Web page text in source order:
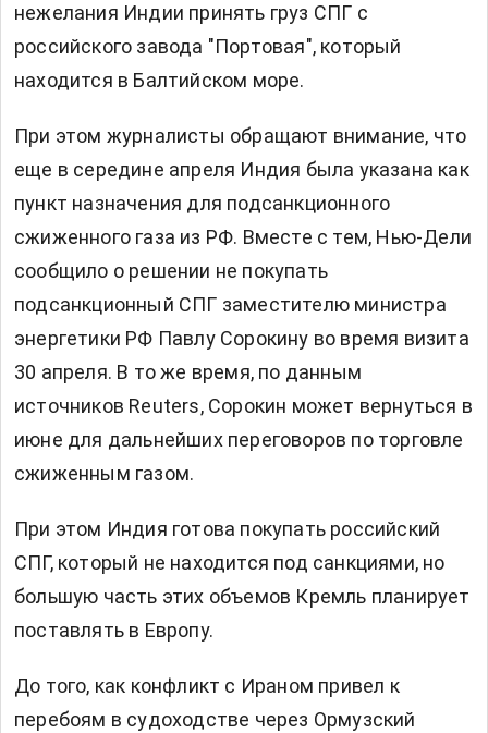
нежелания Индии принять груз СПГ с
российского завода "Портовая", который
находится в Балтийском море.
При этом журналисты обращают внимание, что
еще в середине апреля Индия была указана как
пункт назначения для подсанкционного
сжиженного газа из РФ. Вместе с тем, Нью-Дели
сообщило о решении не покупать
подсанкционный СПГ заместителю министра
энергетики РФ Павлу Сорокину во время визита
30 апреля. В то же время, по данным
источников Reuters, Сорокин может вернуться в
июне для дальнейших переговоров по торговле
сжиженным газом.
При этом Индия готова покупать российский
СПГ, который не находится под санкциями, но
большую часть этих объемов Кремль планирует
поставлять в Европу.
До того, как конфликт с Ираном привел к
перебоям в судоходстве через Ормузский